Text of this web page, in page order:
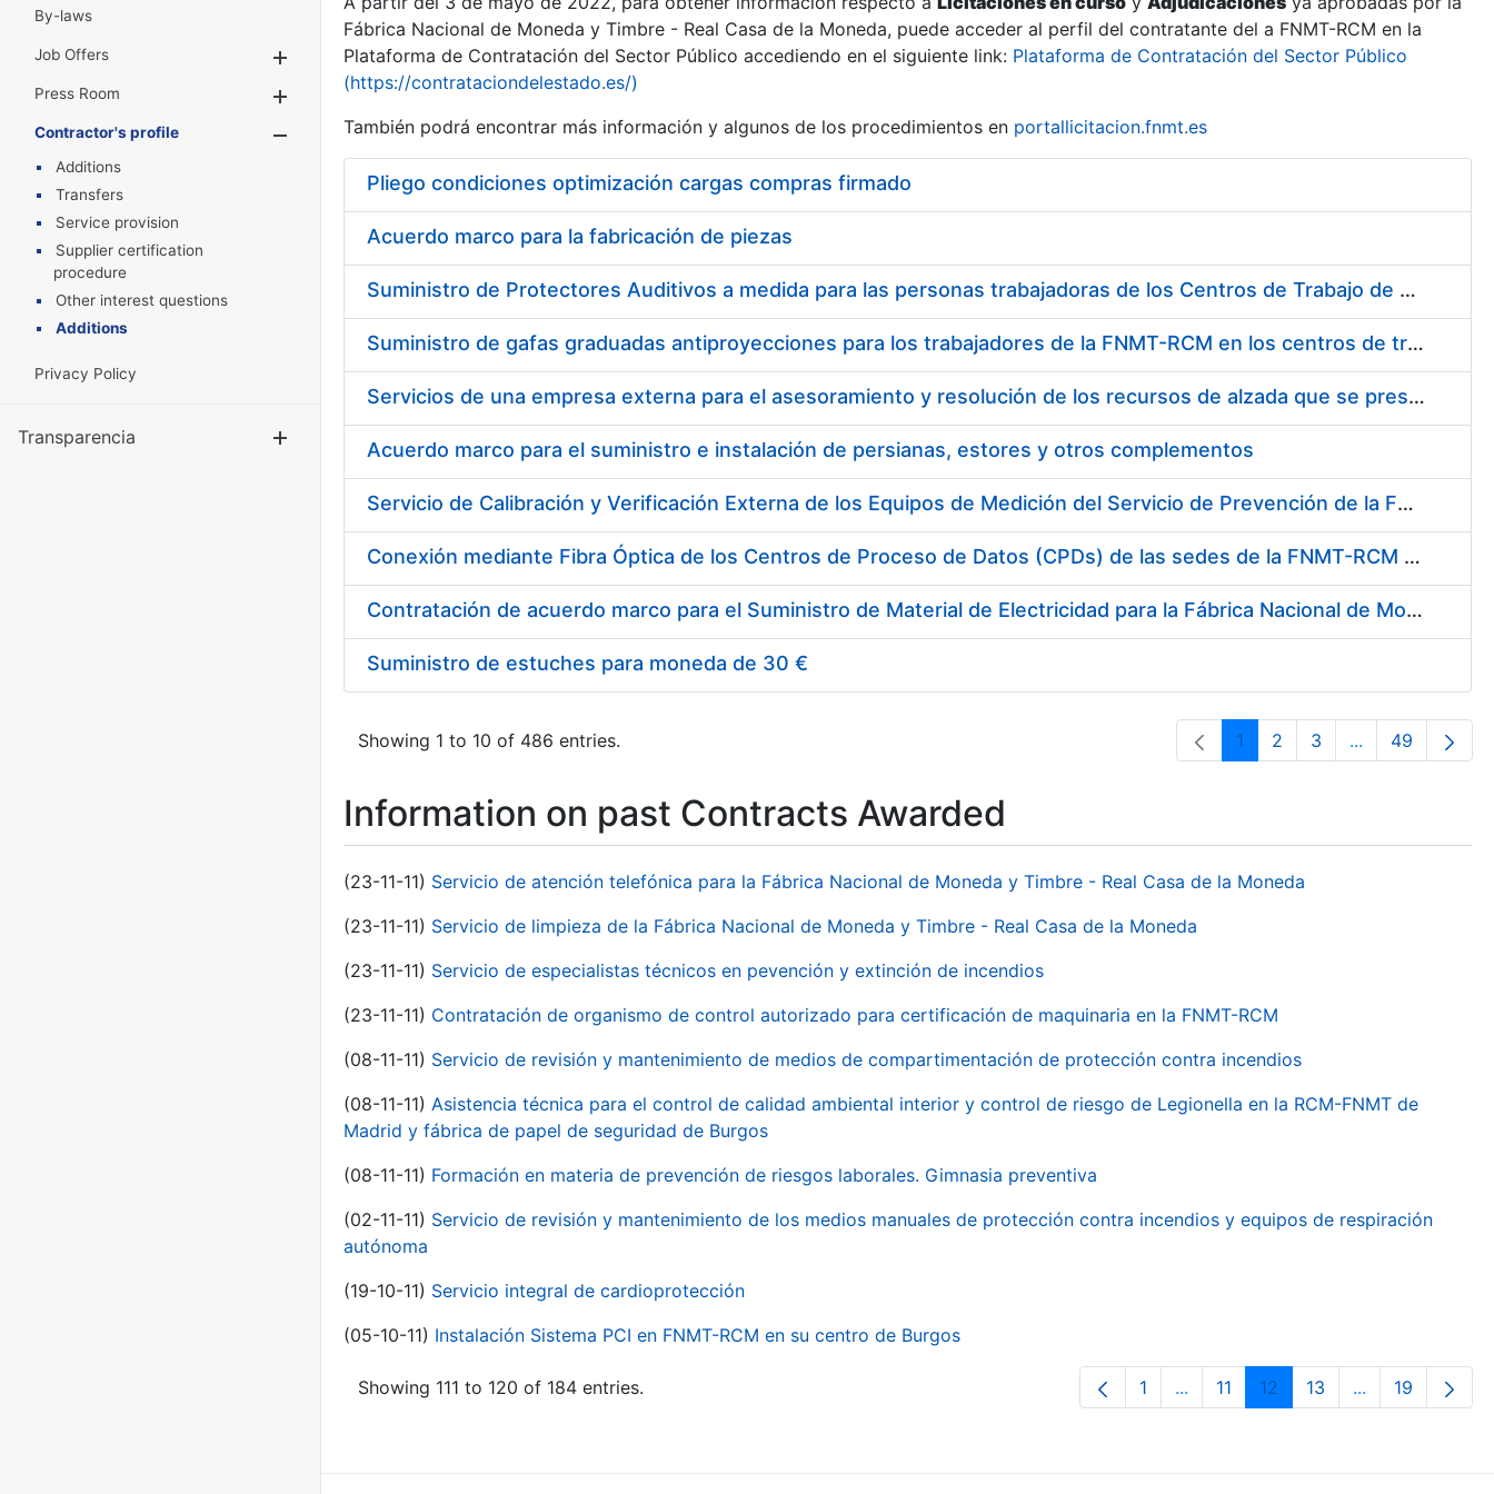
By-laws
Job Offers
Show/Hide
Press Room
Show/Hide
Contractor's profile
Show/Hide
Additions
Transfers
Service provision
Supplier certification
procedure
Other interest questions
Additions
Privacy Policy
Transparencia Show/Hide
Fábrica Nacional de Moneda y Timbre - Real Casa de la Moneda, puede acceder al perfil del contratante del a FNMT-RCM en la
Plataforma de Contratación del Sector Público accediendo en el siguiente link: Plataforma de Contratación del Sector Público
(https://contrataciondelestado.es/)
También podrá encontrar más información y algunos de los procedimientos en portallicitacion.fnmt.es
Pliego condiciones optimización cargas compras firmado
Acuerdo marco para la fabricación de piezas
Suministro de Protectores Auditivos a medida para las personas trabajadoras de los Centros de Trabajo de Madrid y Burgos
Suministro de gafas graduadas antiproyecciones para los trabajadores de la FNMT-RCM en los centros de trabajo de Madrid y Burgos
Servicios de una empresa externa para el asesoramiento y resolución de los recursos de alzada que se presentan relacionados con procesos de selección para la FNMT-RCM
Acuerdo marco para el suministro e instalación de persianas, estores y otros complementos
Servicio de Calibración y Verificación Externa de los Equipos de Medición del Servicio de Prevención de la FNMT-RCM
Conexión mediante Fibra Óptica de los Centros de Proceso de Datos (CPDs) de las sedes de la FNMT-RCM de Burgos y Madrid
Contratación de acuerdo marco para el Suministro de Material de Electricidad para la Fábrica Nacional de Moneda y Timbre-Real Casa de la Moneda en su centro de trabajo de Burgos
Suministro de estuches para moneda de 30 €
Showing 1 to 10 of 486 entries. Page
1 Page
2 Page
3 ...Intermediate
Page
49
Information on past Contracts Awarded
(23-11-11) Servicio de atención telefónica para la Fábrica Nacional de Moneda y Timbre - Real Casa de la Moneda
(23-11-11) Servicio de limpieza de la Fábrica Nacional de Moneda y Timbre - Real Casa de la Moneda
(23-11-11) Servicio de especialistas técnicos en pevención y extinción de incendios
(23-11-11) Contratación de organismo de control autorizado para certificación de maquinaria en la FNMT-RCM
(08-11-11) Servicio de revisión y mantenimiento de medios de compartimentación de protección contra incendios
(08-11-11) Asistencia técnica para el control de calidad ambiental interior y control de riesgo de Legionella en la RCM-FNMT de
Madrid y fábrica de papel de seguridad de Burgos
(08-11-11) Formación en materia de prevención de riesgos laborales. Gimnasia preventiva
(02-11-11) Servicio de revisión y mantenimiento de los medios manuales de protección contra incendios y equipos de respiración
autónoma
(19-10-11) Servicio integral de cardioprotección
(05-10-11) Instalación Sistema PCI en FNMT-RCM en su centro de Burgos
Showing 111 to 120 of 184 entries. Page
1 ...Intermediate Pages Use TAB to
Page
11 Page
12 Page
13 ...Intermediate
Page
19